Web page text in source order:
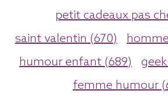
petit cadeaux pas
saint valentin (670)
humour enfant (689)
femme humour